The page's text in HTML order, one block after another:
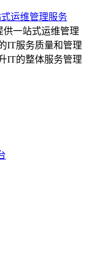
运维管理服务
供一站式运维管理
IT服务质量和管理
IT的整体服务管理